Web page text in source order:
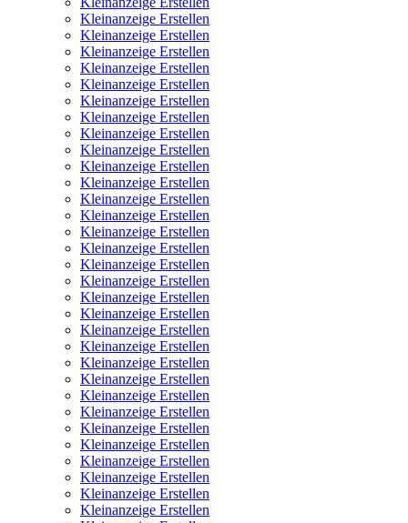
Kleinanzeige Erstellen
Kleinanzeige Erstellen
Kleinanzeige Erstellen
Kleinanzeige Erstellen
Kleinanzeige Erstellen
Kleinanzeige Erstellen
Kleinanzeige Erstellen
Kleinanzeige Erstellen
Kleinanzeige Erstellen
Kleinanzeige Erstellen
Kleinanzeige Erstellen
Kleinanzeige Erstellen
Kleinanzeige Erstellen
Kleinanzeige Erstellen
Kleinanzeige Erstellen
Kleinanzeige Erstellen
Kleinanzeige Erstellen
Kleinanzeige Erstellen
Kleinanzeige Erstellen
Kleinanzeige Erstellen
Kleinanzeige Erstellen
Kleinanzeige Erstellen
Kleinanzeige Erstellen
Kleinanzeige Erstellen
Kleinanzeige Erstellen
Kleinanzeige Erstellen
Kleinanzeige Erstellen
Kleinanzeige Erstellen
Kleinanzeige Erstellen
Kleinanzeige Erstellen
Kleinanzeige Erstellen